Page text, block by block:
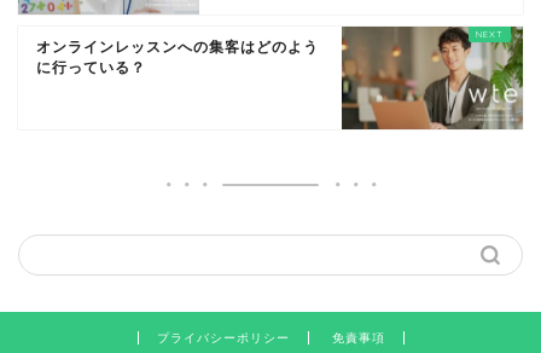
オンラインレッスンへの集客はどのよう
に行っている？
プライバシーポリシー 免責事項